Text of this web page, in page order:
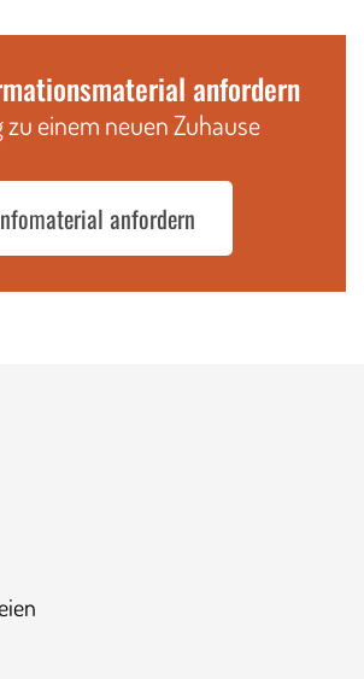
anfordern
zu einem neuen Zuhause
anfordern